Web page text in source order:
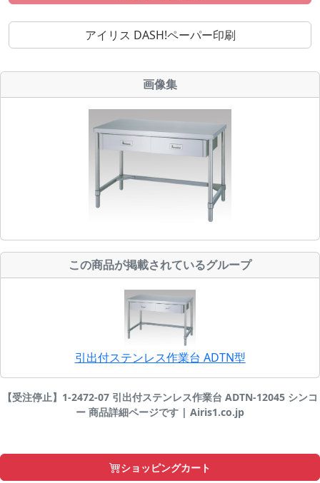
アイリス DASH!ペーパー印刷
画像集
この商品が掲載されているグループ
引出付ステンレス作業台 ADTN型
【受注停止】1-2472-07 引出付ステンレス作業台 ADTN-12045 シンコ
ー 商品詳細ページです | Airis1.co.jp
ショッピングカート